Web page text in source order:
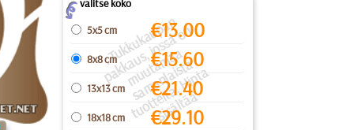
Zvalitse koko
.
T
u
k
k
u
k
a
u
p
a
n
p
a
k
k
a
u
s, j
o
s
s
a
o
n
m
u
u
t
a
m
a
a
s
a
m
a
nl
ai
s
t
a
t
u
o
t
t
ei
t
a.
Hi
n
t
a
si
s
äl
t
ä
ä
5x5 cm €13.00
8x8 cm €15.60
13x13 cm €21.40
18x18 cm €29.10